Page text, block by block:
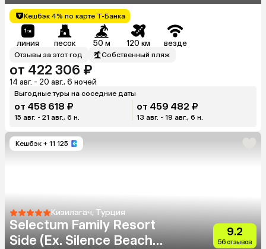
Кешбэк 4% по карте Т-Банка
линия песок 50 м 120 км везде
Отзывы за этот год Собственный пляж
от 422 306 ₽
14 авг. - 20 авг., 6 ночей
Выгодные туры на соседние даты
от 458 618 ₽
15 авг. - 21 авг., 6 н.
от 459 482 ₽
13 авг. - 19 авг., 6 н.
Кешбэк + 11 125
Кизилагач, Турция
Selectum Family Resort
Side (Ex. Silence Beach
9.2
56 отзывов